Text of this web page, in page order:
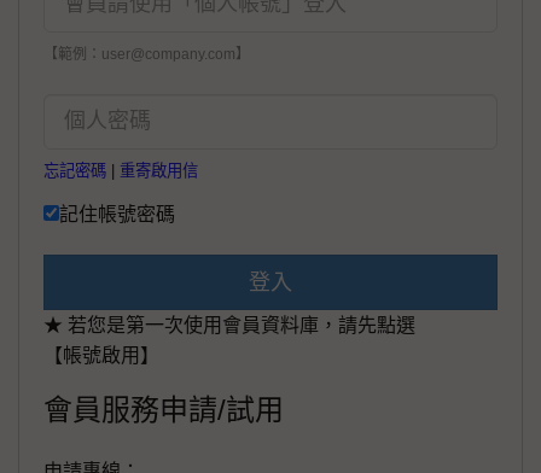
【範例：user@company.com】
忘記密碼 重寄啟用信
記住帳號密碼
登入
★ 若您是第一次使用會員資料庫，請先點選
【帳號啟用】
會員服務申請/試用